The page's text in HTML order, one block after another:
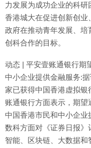
力发展为成功企业的科
香港城大在促进创新创
政府在推动青年发展、
创科合作的目标。
动态 | 平安壹账通银行期
中小企业提供金融服务:
家已获得中国香港虚拟
账通银行方面表示，期
中国香港市民和中小企
数科方面对《证券日报》
智能、区块链、大数据